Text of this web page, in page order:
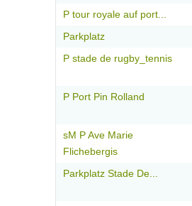
P tour royale auf port...
Parkplatz
P stade de rugby_tennis
P Port Pin Rolland
sM P Ave Marie
Flichebergis
Parkplatz Stade De...